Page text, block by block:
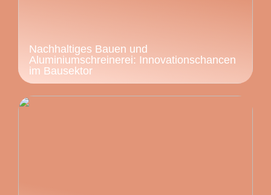
Nachhaltiges Bauen und
Aluminiumschreinerei: Innovationschancen
im Bausektor